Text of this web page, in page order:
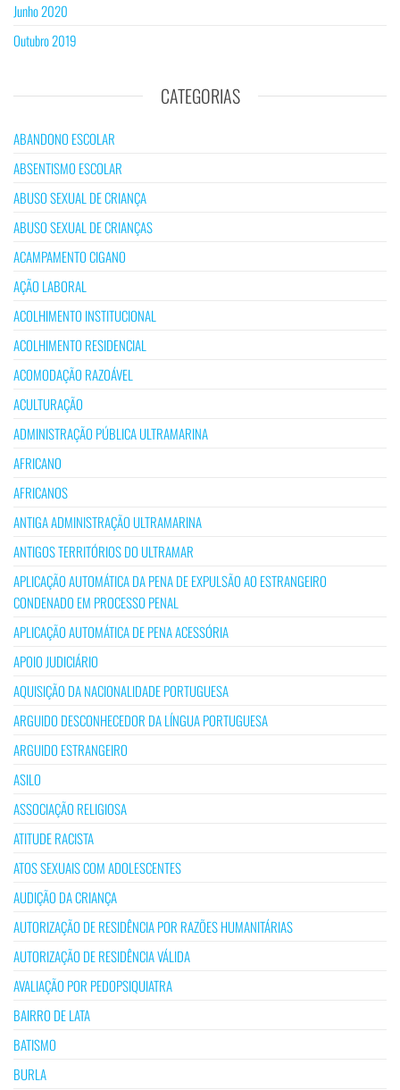
Junho 2020
Outubro 2019
CATEGORIAS
ABANDONO ESCOLAR
ABSENTISMO ESCOLAR
ABUSO SEXUAL DE CRIANÇA
ABUSO SEXUAL DE CRIANÇAS
ACAMPAMENTO CIGANO
AÇÃO LABORAL
ACOLHIMENTO INSTITUCIONAL
ACOLHIMENTO RESIDENCIAL
ACOMODAÇÃO RAZOÁVEL
ACULTURAÇÃO
ADMINISTRAÇÃO PÚBLICA ULTRAMARINA
AFRICANO
AFRICANOS
ANTIGA ADMINISTRAÇÃO ULTRAMARINA
ANTIGOS TERRITÓRIOS DO ULTRAMAR
APLICAÇÃO AUTOMÁTICA DA PENA DE EXPULSÃO AO ESTRANGEIRO
CONDENADO EM PROCESSO PENAL
APLICAÇÃO AUTOMÁTICA DE PENA ACESSÓRIA
APOIO JUDICIÁRIO
AQUISIÇÃO DA NACIONALIDADE PORTUGUESA
ARGUIDO DESCONHECEDOR DA LÍNGUA PORTUGUESA
ARGUIDO ESTRANGEIRO
ASILO
ASSOCIAÇÃO RELIGIOSA
ATITUDE RACISTA
ATOS SEXUAIS COM ADOLESCENTES
AUDIÇÃO DA CRIANÇA
AUTORIZAÇÃO DE RESIDÊNCIA POR RAZÕES HUMANITÁRIAS
AUTORIZAÇÃO DE RESIDÊNCIA VÁLIDA
AVALIAÇÃO POR PEDOPSIQUIATRA
BAIRRO DE LATA
BATISMO
BURLA